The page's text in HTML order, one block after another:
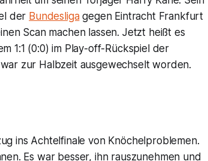
der Bundesligagegen Eintracht Frankfurt
Scan machen lassen. Jetzt heißt es
1:1 (0:0) im Play-off-Rückspiel der
zur Halbzeit ausgewechselt worden.
ins Achtelfinale von Knöchelproblemen.
Es war besser, ihn rauszunehmen und